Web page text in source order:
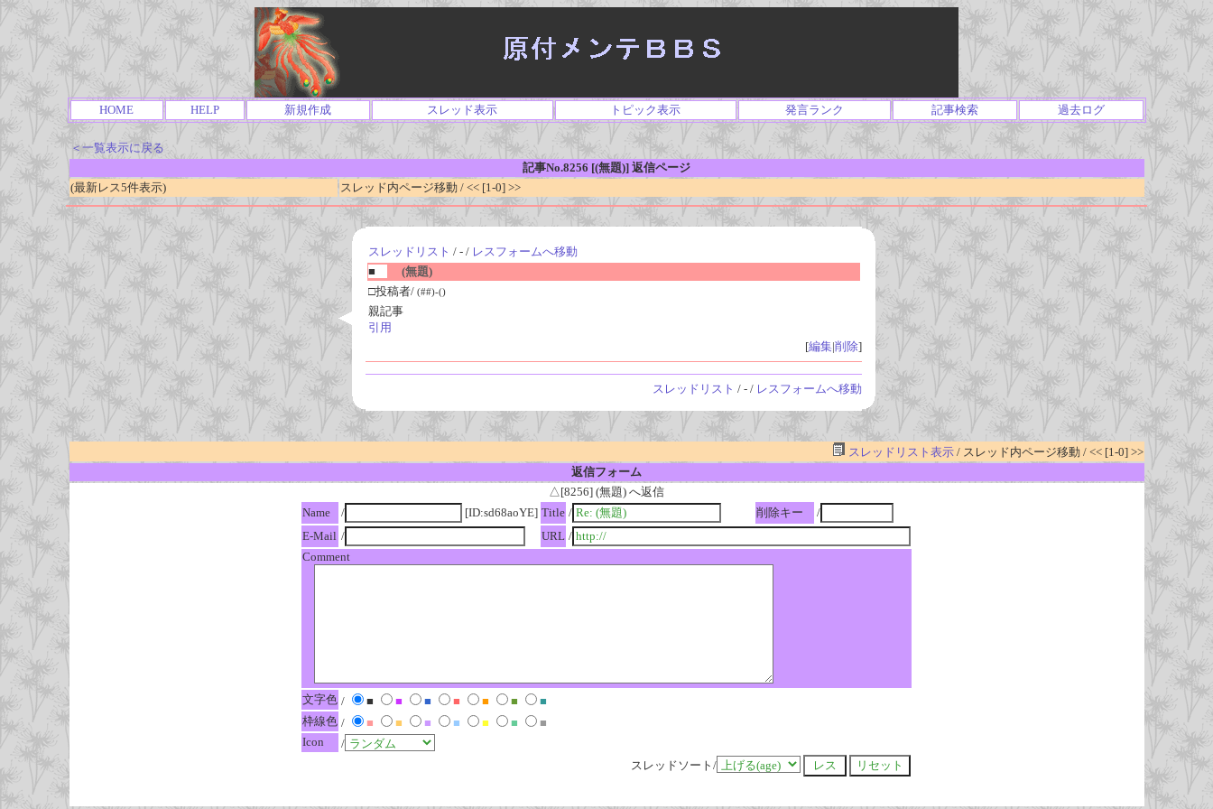
HOME HELP 新規作成 スレッド表示 トピック表示 発言ランク 記事検索 過去ログ
＜一覧表示に戻る
記事No.8256 [(無題)] 返信ページ
(最新レス5件表示)
スレッド内ページ移動 / << [1-0] >>
スレッドリスト / - / レスフォームへ移動
■
(無題)
□投稿者/ (##)-()
親記事
引用
[編集|削除]
スレッドリスト / - / レスフォームへ移動
スレッドリスト表示/ スレッド内ページ移動 / << [1-0] >>
返信フォーム
△[8256] (無題) へ返信
Name
/ [ID:sd68aoYE] Title / 削除キー
/
E-Mail / URL /
Comment
文字色 / ■ ■ ■ ■ ■ ■
■
枠線色 / ■ ■ ■ ■ ■ ■
■
Icon
/
スレッドソート/